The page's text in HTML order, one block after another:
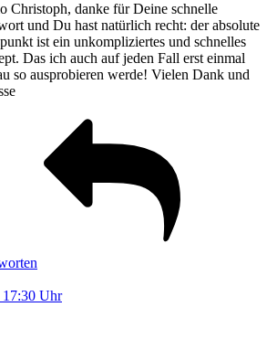
Christoph, danke für Deine schnelle
und Du hast natürlich recht: der absolute
ist ein unkompliziertes und schnelles
Das ich auch auf jeden Fall erst einmal
so ausprobieren werde! Vielen Dank und
17:30 Uhr